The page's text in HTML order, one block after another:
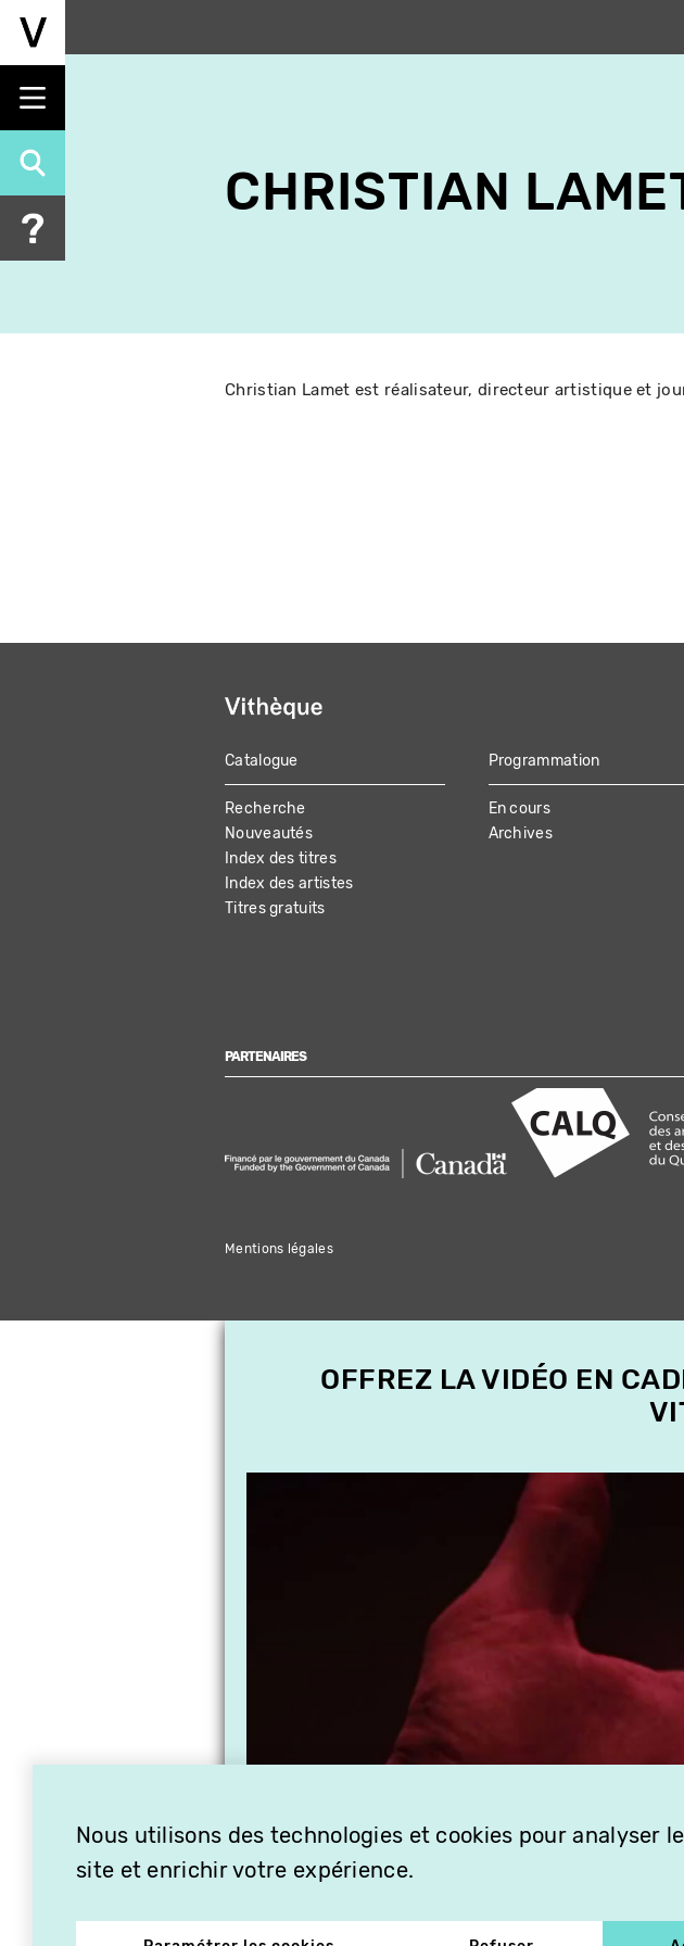
Aller
principal
CHRISTIAN
Christian Lamet est réalisateur, directeur artistique et
MAIN
NAVIGATION
Catalogue
Recherche
Nouveautés
Index des titres
Index des artistes
Titres gratuits
Programmation
En cours
Archives
PARTENAIRES
Mentions légales
Nous utilisons des technologies et cookies pour analyser
site et enrichir votre expérience.
OFFREZ LA VIDÉO EN